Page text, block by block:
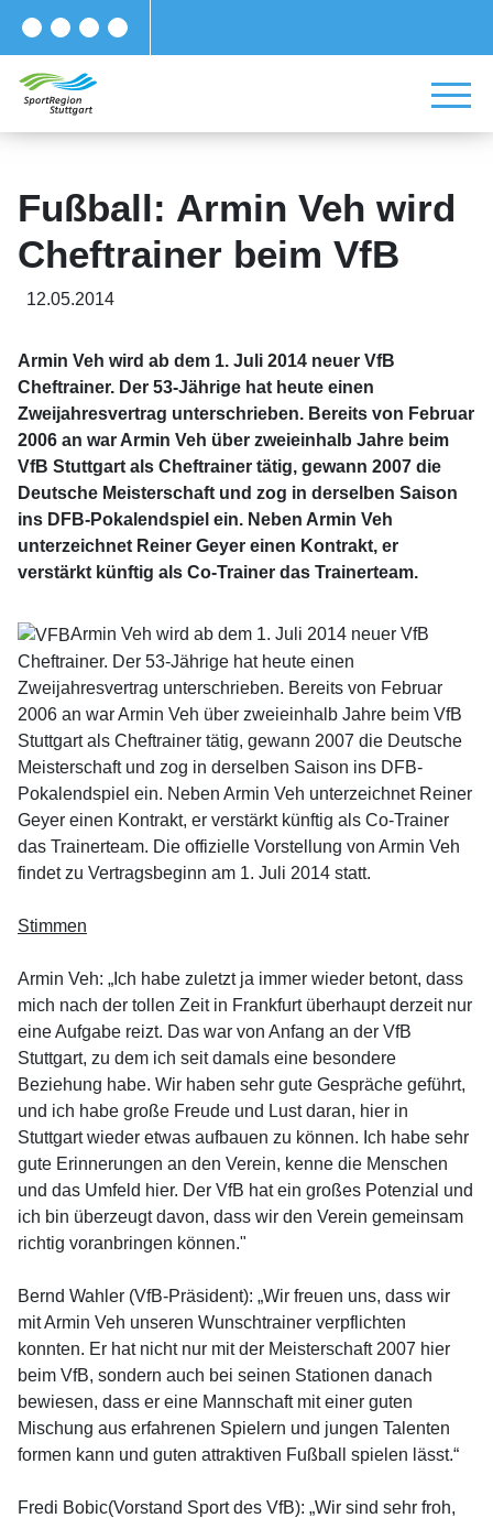
Fußball: Armin Veh wird
Cheftrainer beim VfB
12.05.2014
Armin Veh wird ab dem 1. Juli 2014 neuer VfB
Cheftrainer. Der 53-Jährige hat heute einen
Zweijahresvertrag unterschrieben. Bereits von Februar
2006 an war Armin Veh über zweieinhalb Jahre beim
VfB Stuttgart als Cheftrainer tätig, gewann 2007 die
Deutsche Meisterschaft und zog in derselben Saison
ins DFB-Pokalendspiel ein. Neben Armin Veh
unterzeichnet Reiner Geyer einen Kontrakt, er
verstärkt künftig als Co-Trainer das Trainerteam.
Armin Veh wird ab dem 1. Juli 2014 neuer VfB
Cheftrainer. Der 53-Jährige hat heute einen
Zweijahresvertrag unterschrieben. Bereits von Februar
2006 an war Armin Veh über zweieinhalb Jahre beim VfB
Stuttgart als Cheftrainer tätig, gewann 2007 die Deutsche
Meisterschaft und zog in derselben Saison ins DFB-
Pokalendspiel ein. Neben Armin Veh unterzeichnet Reiner
Geyer einen Kontrakt, er verstärkt künftig als Co-Trainer
das Trainerteam. Die offizielle Vorstellung von Armin Veh
findet zu Vertragsbeginn am 1. Juli 2014 statt.
Stimmen
Armin Veh: „Ich habe zuletzt ja immer wieder betont, dass
mich nach der tollen Zeit in Frankfurt überhaupt derzeit nur
eine Aufgabe reizt. Das war von Anfang an der VfB
Stuttgart, zu dem ich seit damals eine besondere
Beziehung habe. Wir haben sehr gute Gespräche geführt,
und ich habe große Freude und Lust daran, hier in
Stuttgart wieder etwas aufbauen zu können. Ich habe sehr
gute Erinnerungen an den Verein, kenne die Menschen
und das Umfeld hier. Der VfB hat ein großes Potenzial und
ich bin überzeugt davon, dass wir den Verein gemeinsam
richtig voranbringen können."
Bernd Wahler (VfB-Präsident): „Wir freuen uns, dass wir
mit Armin Veh unseren Wunschtrainer verpflichten
konnten. Er hat nicht nur mit der Meisterschaft 2007 hier
beim VfB, sondern auch bei seinen Stationen danach
bewiesen, dass er eine Mannschaft mit einer guten
Mischung aus erfahrenen Spielern und jungen Talenten
formen kann und guten attraktiven Fußball spielen lässt.“
Fredi Bobic(Vorstand Sport des VfB): „Wir sind sehr froh,